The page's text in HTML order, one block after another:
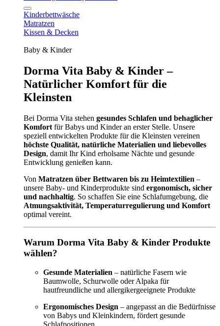
Kinderbettwäsche
Matratzen
Kissen & Decken
Baby & Kinder
Dorma Vita Baby & Kinder –
Natürlicher Komfort für die
Kleinsten
Bei Dorma Vita stehen gesundes Schlafen und behaglicher
Komfort für Babys und Kinder an erster Stelle. Unsere
speziell entwickelten Produkte für die Kleinsten vereinen
höchste Qualität, natürliche Materialien und liebevolles
Design, damit Ihr Kind erholsame Nächte und gesunde
Entwicklung genießen kann.
Von Matratzen über Bettwaren bis zu Heimtextilien –
unsere Baby- und Kinderprodukte sind ergonomisch, sicher
und nachhaltig. So schaffen Sie eine Schlafumgebung, die
Atmungsaktivität, Temperaturregulierung und Komfort
optimal vereint.
Warum Dorma Vita Baby & Kinder Produkte
wählen?
Gesunde Materialien – natürliche Fasern wie
Baumwolle, Schurwolle oder Alpaka für
hautfreundliche und allergikergeeignete Produkte
Ergonomisches Design – angepasst an die Bedürfnisse
von Babys und Kleinkindern, fördert gesunde
Schlafpositionen